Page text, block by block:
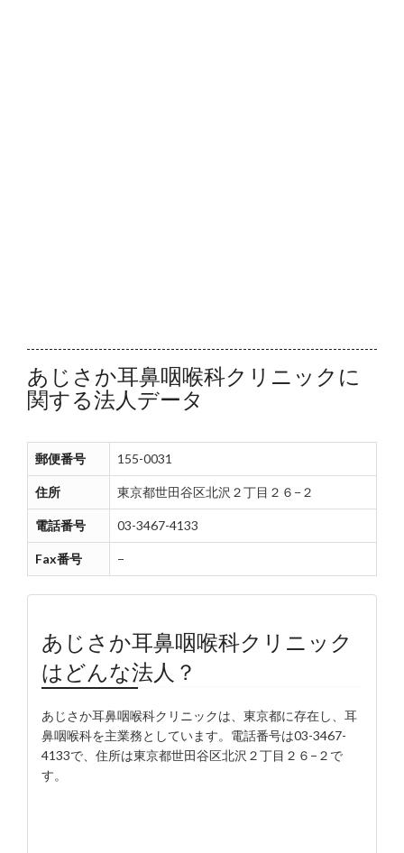
あじさか耳鼻咽喉科クリニックに
関する法人データ
郵便番号 155-0031
住所 東京都世田谷区北沢２丁目２６−２
電話番号 03-3467-4133
Fax番号 −
あじさか耳鼻咽喉科クリニック
はどんな法人？
あじさか耳鼻咽喉科クリニックは、東京都に存在し、耳
鼻咽喉科を主業務としています。電話番号は03-3467-
4133で、住所は東京都世田谷区北沢２丁目２６−２で
す。